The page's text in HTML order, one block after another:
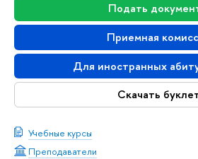
Подать
Приемная
Для иностранных
Скачать
Учебные курсы
Преподаватели